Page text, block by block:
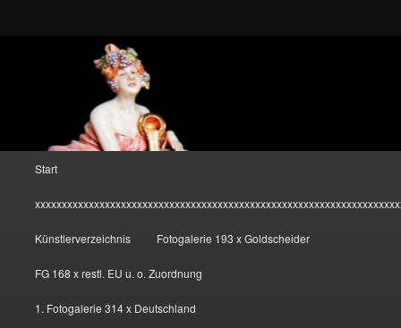
Start
Künstlerverzeichnis Fotogalerie 193 x Goldscheider
FG 168 x restl. EU u. o. Zuordnung
1. Fotogalerie 314 x Deutschland